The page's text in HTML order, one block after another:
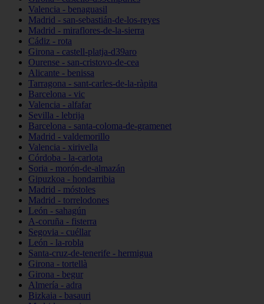
Valencia - benaguasil
Madrid - san-sebastián-de-los-reyes
Madrid - miraflores-de-la-sierra
Cádiz - rota
Girona - castell-platja-d39aro
Ourense - san-cristovo-de-cea
Alicante - benissa
Tarragona - sant-carles-de-la-ràpita
Barcelona - vic
Valencia - alfafar
Sevilla - lebrija
Barcelona - santa-coloma-de-gramenet
Madrid - valdemorillo
Valencia - xirivella
Córdoba - la-carlota
Soria - morón-de-almazán
Gipuzkoa - hondarribia
Madrid - móstoles
Madrid - torrelodones
León - sahagún
A-coruña - fisterra
Segovia - cuéllar
León - la-robla
Santa-cruz-de-tenerife - hermigua
Girona - tortellà
Girona - begur
Almería - adra
Bizkaia - basauri